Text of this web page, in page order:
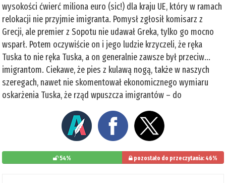
wysokości ćwierć miliona euro (sic!) dla kraju UE, który w ramach
relokacji nie przyjmie imigranta. Pomysł zgłosił komisarz z
Grecji, ale premier z Sopotu nie udawał Greka, tylko go mocno
wsparł. Potem oczywiście on i jego ludzie krzyczeli, że ręka
Tuska to nie ręka Tuska, a on generalnie zawsze był przeciw...
imigrantom. Ciekawe, że pies z kulawą nogą, także w naszych
szeregach, nawet nie skomentował ekonomicznego wymiaru
oskarżenia Tuska, że rząd wpuszcza imigrantów – do
54% pozostało do przeczytania: 46%